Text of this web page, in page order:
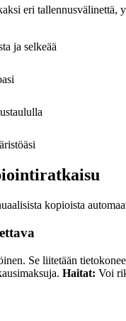
eri tallennusvälinettä,
ja selkeää
kopioista
Se liitetään
Haitat: Voi